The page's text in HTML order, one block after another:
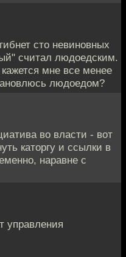
сто невиновных
считал людоедским.
мне все менее
людоедом?
во власти - вот
каторгу и ссылки в
наравне с
управления